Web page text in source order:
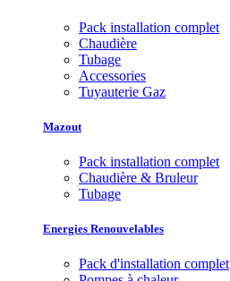
Pack installation complet
Chaudière
Tubage
Accessories
Tuyauterie Gaz
Mazout
Pack installation complet
Chaudière & Bruleur
Tubage
Energies Renouvelables
Pack d'installation complet